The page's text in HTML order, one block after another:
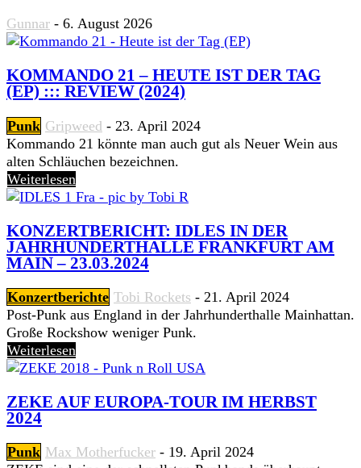
Gunnar - 6. August 2026
KOMMANDO 21 – HEUTE IST DER TAG
(EP) ::: REVIEW (2024)
Punk Gripweed - 23. April 2024
Kommando 21 könnte man auch gut als Neuer Wein aus
alten Schläuchen bezeichnen.
Weiterlesen
KONZERTBERICHT: IDLES IN DER
JAHRHUNDERTHALLE FRANKFURT AM
MAIN – 23.03.2024
Konzertberichte Tobi Rockets - 21. April 2024
Post-Punk aus England in der Jahrhunderthalle Mainhattan.
Große Rockshow weniger Punk.
Weiterlesen
ZEKE AUF EUROPA-TOUR IM HERBST
2024
Punk Max Motherfucker - 19. April 2024